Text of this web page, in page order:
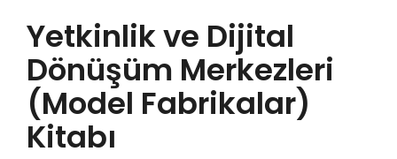
KILAVUZLAR
YAYINLARIMIZ
ENERJİ İZLEME
İLETİŞİM
Yetkinlik ve Dijital
Dönüşüm Merkezleri
(Model Fabrikalar)
Kitabı